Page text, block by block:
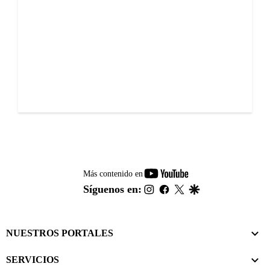
Más contenido en
youtube-
footer
Síguenos en: instagram
facebook
twitter
NUESTROS PORTALES
SERVICIOS